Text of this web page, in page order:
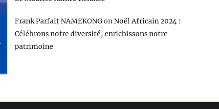
Frank Parfait NAMEKONGonNoël Africain 2024 :
Célébrons notre diversité, enrichissons notre
patrimoine